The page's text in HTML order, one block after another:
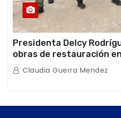
Presidenta Delcy
obras de restauración
afectaciones sísmicas en
Claudia Guerra Mendez